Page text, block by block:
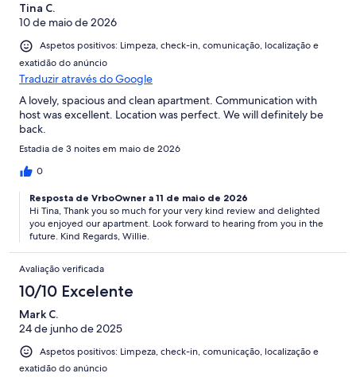
Tina C.
10 de maio de 2026
Aspetos positivos: Limpeza, check-in, comunicação, localização e
exatidão do anúncio
Traduzir através do Google
A lovely, spacious and clean apartment. Communication with
host was excellent. Location was perfect. We will definitely be
back.
Estadia de 3 noites em maio de 2026
0
Resposta de VrboOwner a 11 de maio de 2026
Hi Tina, Thank you so much for your very kind review and delighted
you enjoyed our apartment. Look forward to hearing from you in the
future. Kind Regards, Willie.
Avaliação verificada
10/10 Excelente
Mark C.
24 de junho de 2025
Aspetos positivos: Limpeza, check-in, comunicação, localização e
exatidão do anúncio